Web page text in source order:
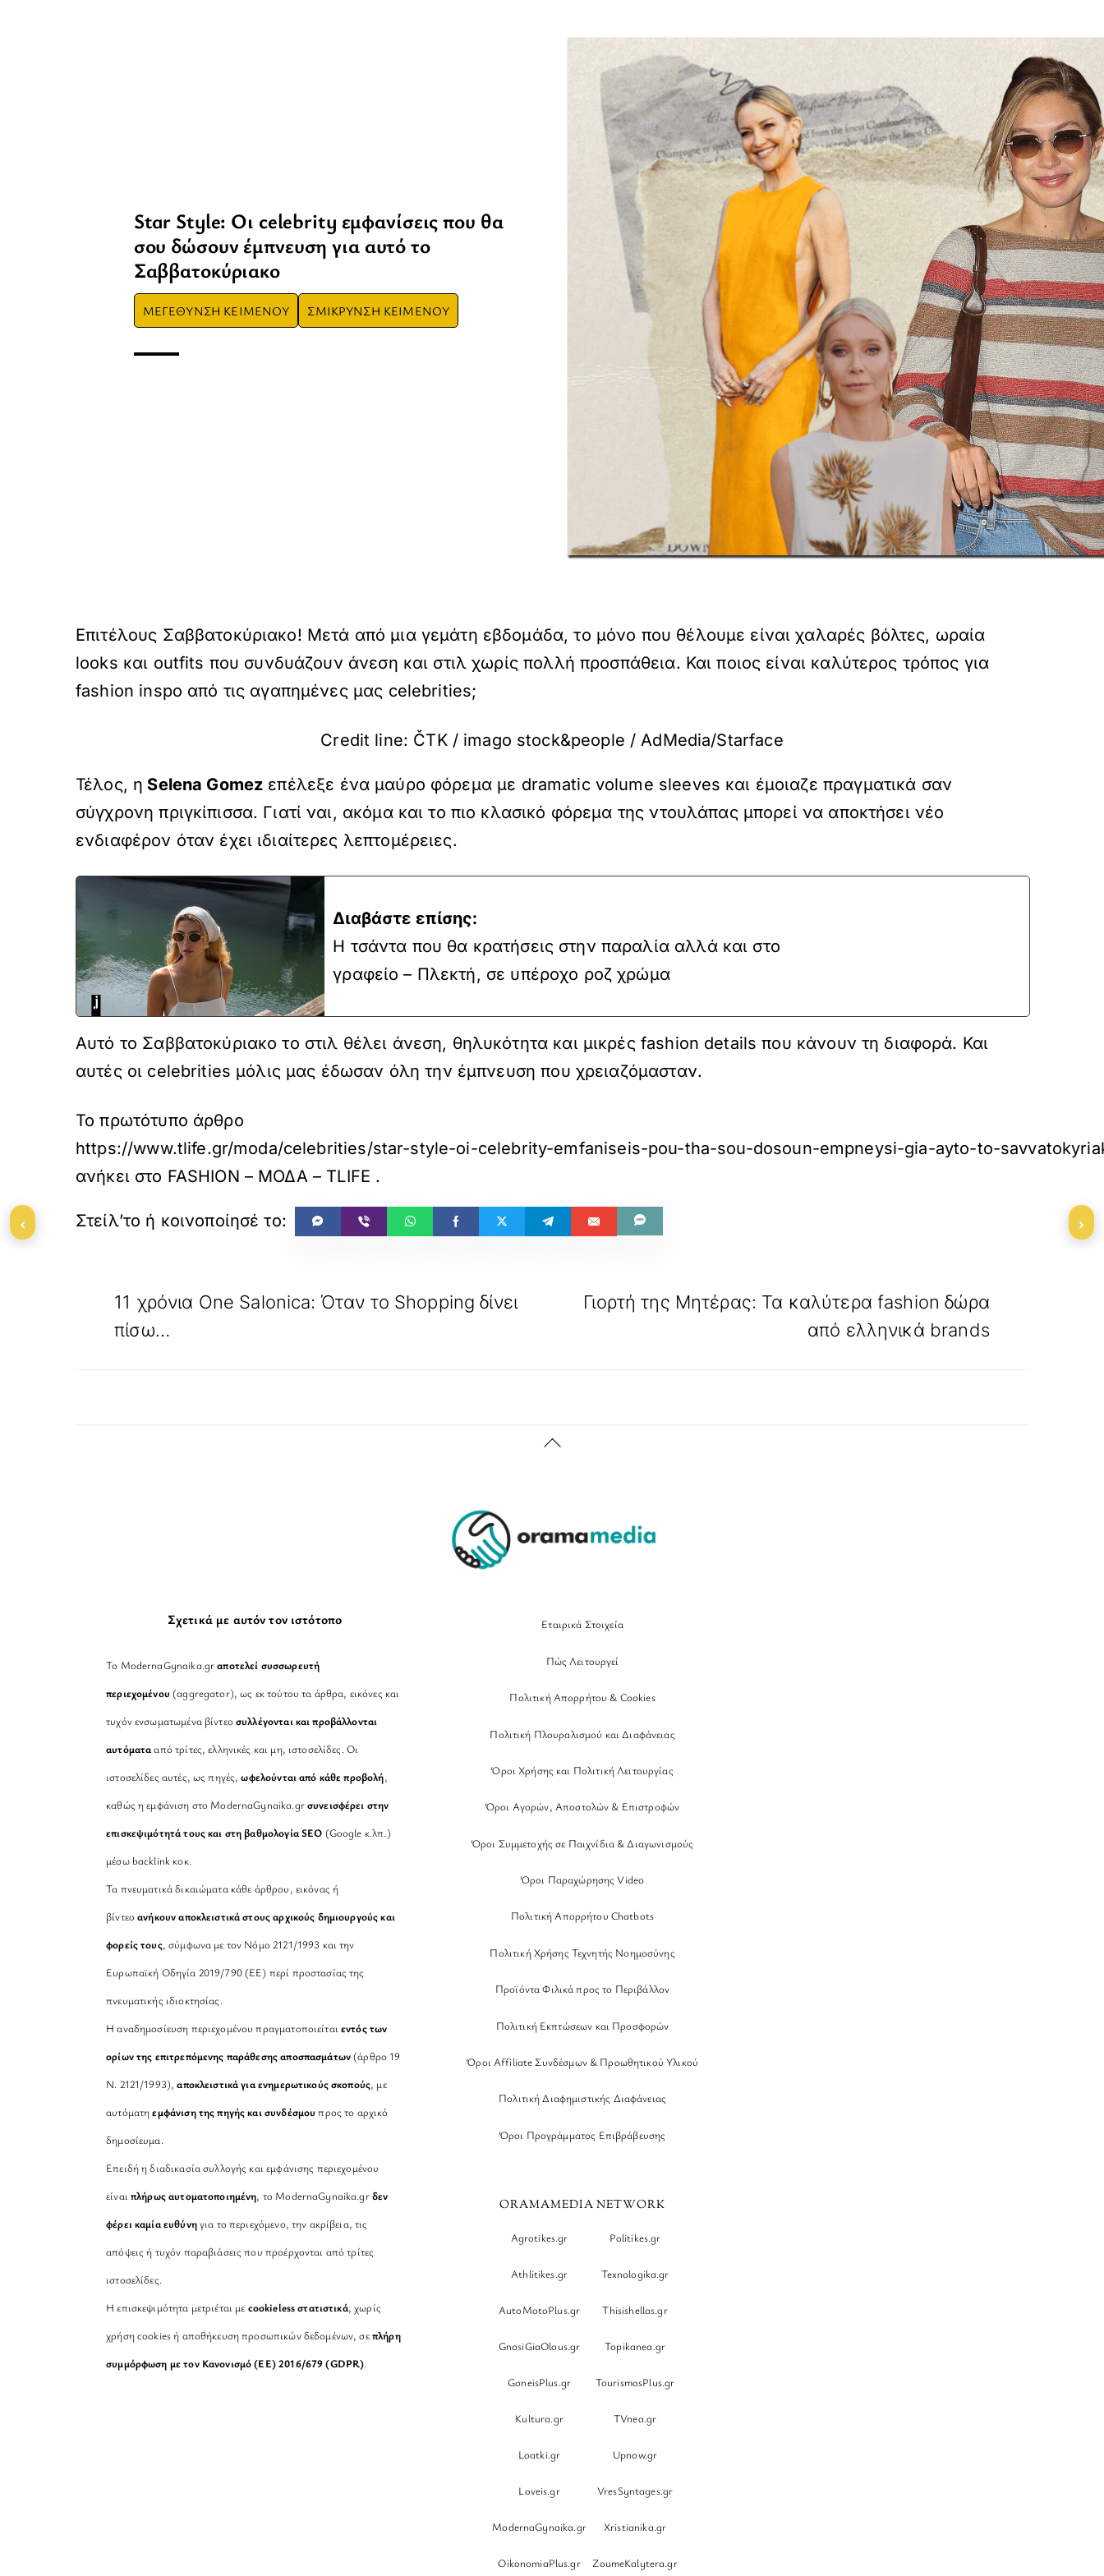
Star Style: Οι celebrity εμφανίσεις που θα
σου δώσουν έμπνευση για αυτό το
Σαββατοκύριακο
ΜΕΓΕΘΥΝΣΗ ΚΕΙΜΕΝΟΥ ΣΜΙΚΡΥΝΣΗ ΚΕΙΜΕΝΟΥ
Επιτέλους Σαββατοκύριακο! Μετά από μια γεμάτη εβδομάδα, το μόνο που θέλουμε είναι χαλαρές βόλτες, ωραία
looks και outfits που συνδυάζουν άνεση και στιλ χωρίς πολλή προσπάθεια. Και ποιος είναι καλύτερος τρόπος για
fashion inspo από τις αγαπημένες μας celebrities;
Credit line: ČTK / imago stock&people / AdMedia/Starface
Τέλος, η Selena Gomez επέλεξε ένα μαύρο φόρεμα με dramatic volume sleeves και έμοιαζε πραγματικά σαν
σύγχρονη πριγκίπισσα. Γιατί ναι, ακόμα και το πιο κλασικό φόρεμα της ντουλάπας μπορεί να αποκτήσει νέο
ενδιαφέρον όταν έχει ιδιαίτερες λεπτομέρειες.
Διαβάστε επίσης:
H τσάντα που θα κρατήσεις στην παραλία αλλά και στο
γραφείο – Πλεκτή, σε υπέροχο ροζ χρώμα
Αυτό το Σαββατοκύριακο το στιλ θέλει άνεση, θηλυκότητα και μικρές fashion details που κάνουν τη διαφορά. Και
αυτές οι celebrities μόλις μας έδωσαν όλη την έμπνευση που χρειαζόμασταν.
Το πρωτότυπο άρθρο
https://www.tlife.gr/moda/celebrities/star-style-oi-celebrity-emfaniseis-pou-tha-sou-dosoun-empneysi-gia-ayto-to-
ανήκει στο FASHION – ΜΟΔΑ – TLIFE .
11 χρόνια One Salonica: Όταν το Shopping δίνει
πίσω…
Γιορτή της Μητέρας: Τα καλύτερα fashion δώρα
από ελληνικά brands
Back
Σχετικά με αυτόν τον ιστότοπο
Το ModernaGynaika.grαποτελεί συσσωρευτή
περιεχομένου (aggregator), ως εκ τούτου τα άρθρα, εικόνες και
τυχόν ενσωματωμένα βίντεοσυλλέγονται και προβάλλονται
αυτόματααπό τρίτες, ελληνικές και μη, ιστοσελίδες. Οι
ιστοσελίδες αυτές, ως πηγές,ωφελούνται από κάθε προβολή,
καθώς η εμφάνιση στο ModernaGynaika.grσυνεισφέρει στην
επισκεψιμότητά τους και στη βαθμολογία SEO (Google κ.λπ.)
μέσω backlink κοκ.
Τα πνευματικά δικαιώματα κάθε άρθρου, εικόνας ή
βίντεοανήκουν αποκλειστικά στους αρχικούς δημιουργούς και
φορείς τους, σύμφωνα με τον Νόμο 2121/1993 και την
Ευρωπαϊκή Οδηγία 2019/790 (ΕΕ) περί προστασίας της
πνευματικής ιδιοκτησίας.
Η αναδημοσίευση περιεχομένου πραγματοποιείταιεντός των
ορίων της επιτρεπόμενης παράθεσης αποσπασμάτων(άρθρο 19
Ν. 2121/1993), αποκλειστικά για ενημερωτικούς σκοπούς, με
αυτόματηεμφάνιση της πηγής και συνδέσμου προς το αρχικό
δημοσίευμα.
Επειδή η διαδικασία συλλογής και εμφάνισης περιεχομένου
είναιπλήρως αυτοματοποιημένη, το ModernaGynaika.grδεν
φέρει καμία ευθύνηγια το περιεχόμενο, την ακρίβεια, τις
απόψεις ή τυχόν παραβιάσεις που προέρχονται από τρίτες
ιστοσελίδες.
Η επισκεψιμότητα μετριέται με cookieless στατιστικά, χωρίς
χρήση cookies ή αποθήκευση προσωπικών δεδομένων, σεπλήρη
συμμόρφωση με τον Κανονισμό (ΕΕ) 2016/679 (GDPR)
Εταιρικά Στοιχεία
Πώς Λειτουργεί
Πολιτική Απορρήτου & Cookies
Πολιτική Πλουραλισμού και Διαφάνειας
Όροι Χρήσης και Πολιτική Λειτουργίας
Όροι Αγορών, Αποστολών & Επιστροφών
Όροι Συμμετοχής σε Παιχνίδια & Διαγωνισμούς
Όροι Παραχώρησης Video
Πολιτική Απορρήτου Chatbots
Πολιτική Χρήσης Τεχνητής Νοημοσύνης
Προϊόντα Φιλικά προς το Περιβάλλον
Πολιτική Εκπτώσεων και Προσφορών
Όροι Affiliate Συνδέσμων & Προωθητικού Υλικού
Πολιτική Διαφημιστικής Διαφάνειας
Όροι Προγράμματος Επιβράβευσης
ORAMAMEDIA NETWORK
Agrotikes.gr Politikes.gr
Athlitikes.gr Texnologika.gr
AutoMotoPlus.gr Thisishellas.gr
GnosiGiaOlous.gr Topikanea.gr
GoneisPlus.gr TourismosPlus.gr
Kultura.gr TVnea.gr
Loatki.gr Upnow.gr
Loveis.gr VresSyntages.gr
ModernaGynaika.gr Xristianika.gr
OikonomiaPlus.gr ZoumeKalytera.gr
‹ ›